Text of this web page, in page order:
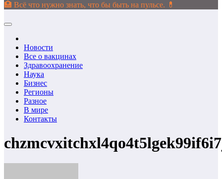
🏥 Всё что нужно знать, что бы быть на пульсе. 💊
Новости
Все о вакцинах
Здравоохранение
Наука
Бизнес
Регионы
Разное
В мире
Контакты